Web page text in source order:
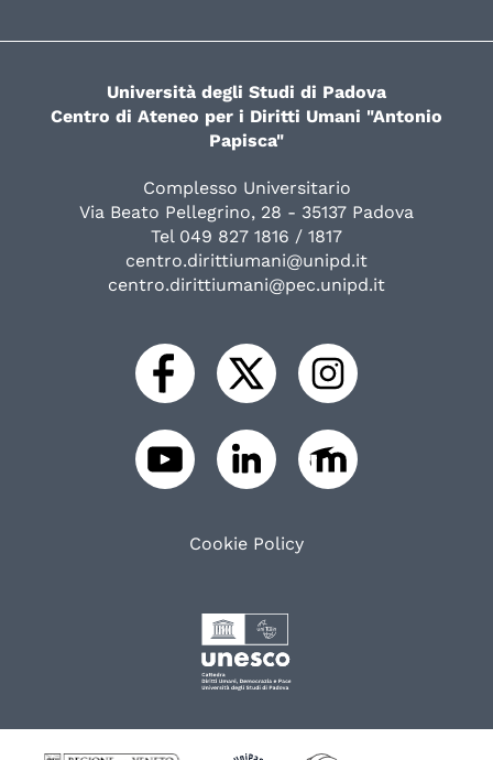
Università degli Studi di Padova
Centro di Ateneo per i Diritti Umani "Antonio
Papisca"
Complesso Universitario
Via Beato Pellegrino, 28 - 35137 Padova
Tel 049 827 1816 / 1817
centro.dirittiumani@unipd.it
centro.dirittiumani@pec.unipd.it
Cookie Policy